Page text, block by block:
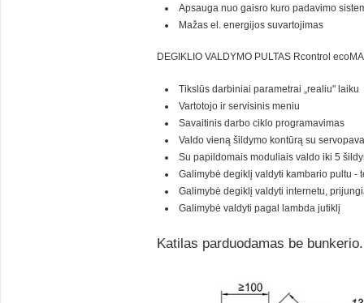
Apsauga nuo gaisro kuro padavimo
Mažas el. energijos suvartojimas
DEGIKLIO VALDYMO PULTAS Rcontrol
Tikslūs darbiniai parametrai „realiu" laiku
Vartotojo ir servisinis meniu
Savaitinis darbo ciklo programavimas
Valdo vieną šildymo kontūrą su
Su papildomais moduliais valdo iki 5
Galimybė degiklį valdyti kambario pultu -
Galimybė degiklį valdyti internetu,
Galimybė valdyti pagal lambda jutiklį
Katilas parduodamas be